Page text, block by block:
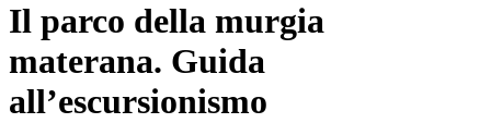
Il parco della murgia
materana. Guida
all’escursionismo